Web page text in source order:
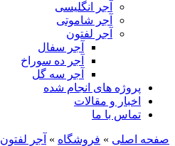
آجر انگلیسی
آجر شاموتی
آجر لفتون
آجر سفال
آجر ده سوراخ
آجر سه گل
پروژه های انجام شده
اخبار و مقالات
تماس با ما
صفحه اصلی » فروشگاه » آجر لفتون